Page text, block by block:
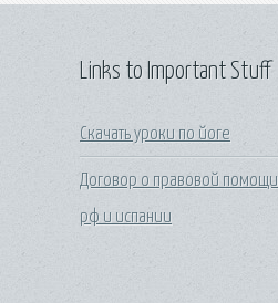
Links to Important Stuff
Скачать уроки по йоге
Договор о правовой помощи
рф и испании